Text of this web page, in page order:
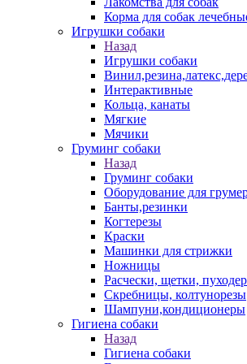
Корма для собак
Игрушки собаки
Назад
Игрушки собаки
Интерактивные
Кольца, канаты
Мягкие
Мячики
Груминг собаки
Назад
Груминг собаки
Оборудование для
Банты,резинки
Когтерезы
Краски
Машинки для стрижки
Ножницы
Расчески, щетки,
Скребницы, колтунорезы
Шампуни,кондиционеры
Гигиена собаки
Назад
Гигиена собаки